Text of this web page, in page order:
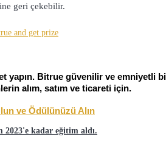
birleştirin
geri çekebilir.
yapın. Bitrue güvenilir ve emniyetli
alım, satım ve ticareti için.
ve Ödülünüzü Alın
kadar eğitim aldı.